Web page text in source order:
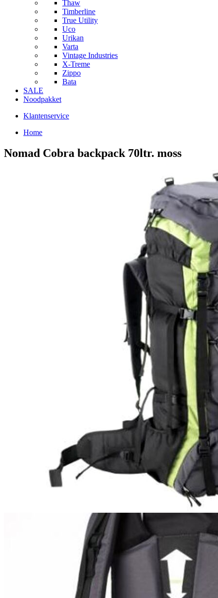
Thaw
Timberline
True Utility
Uco
Urikan
Varta
Vintage Industries
X-Treme
Zippo
Bata
SALE
Noodpakket
Klantenservice
Home
Nomad Cobra backpack 70ltr. moss